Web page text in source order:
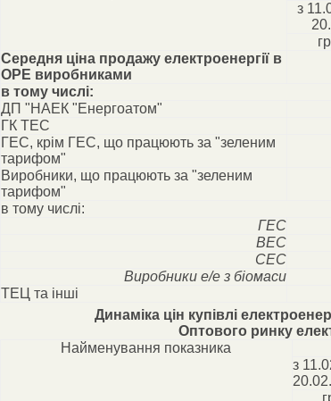
з
Середня ціна продажу електроенергії в
ОРЕ виробниками
в тому числі:
ДП "НАЕК "Енергоатом"
ГК ТЕС
ГЕС, крім ГЕС, що працюють за "зеленим
тарифом"
Виробники, що працюють за "зеленим
тарифом"
в тому числі:
ГЕС
ВЕС
СЕС
Виробники е/е з біомаси
ТЕЦ та інші
Динаміка цін купівлі
Оптового ринку
Найменування показника
з